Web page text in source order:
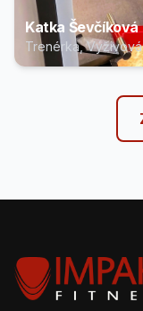
Katka Ševčíková
Trenérka,